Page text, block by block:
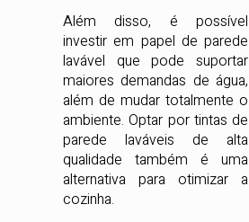
Além disso, é possível
investir em papel de parede
lavável que pode suportar
maiores demandas de água,
além de mudar totalmente o
ambiente. Optar por tintas de
parede laváveis de alta
qualidade também é uma
alternativa para otimizar a
cozinha.